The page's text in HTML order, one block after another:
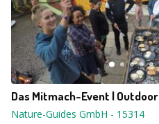
Das Mitmach-Event |
Nature-Guides GmbH - 15314